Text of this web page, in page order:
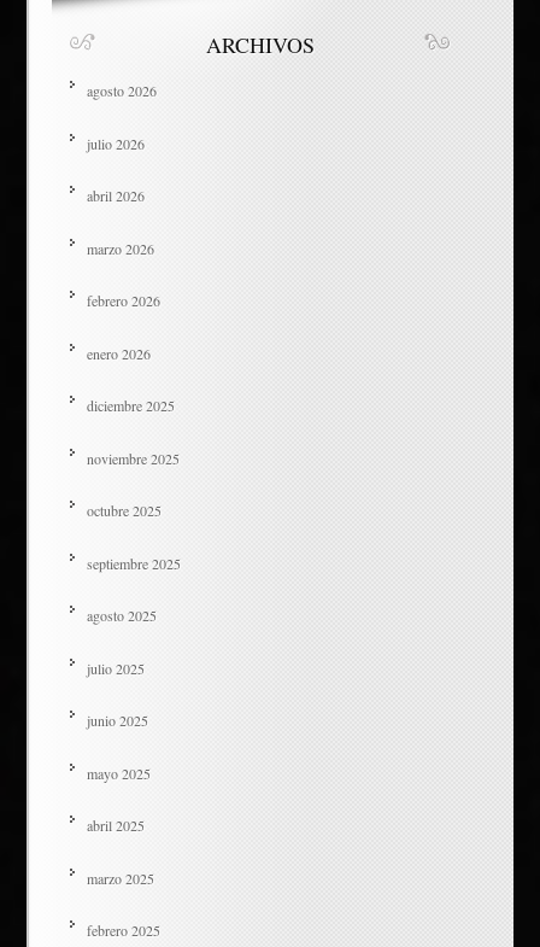
ARCHIVOS
agosto 2026
julio 2026
abril 2026
marzo 2026
febrero 2026
enero 2026
diciembre 2025
noviembre 2025
octubre 2025
septiembre 2025
agosto 2025
julio 2025
junio 2025
mayo 2025
abril 2025
marzo 2025
febrero 2025